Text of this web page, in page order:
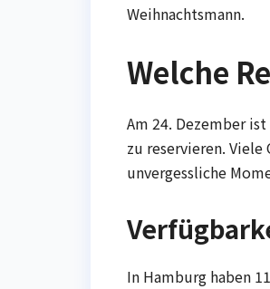
Weihnachtsmann.
Welche
Am 24. Dezember
zu reservieren.
unvergessliche
In Hamburg haben